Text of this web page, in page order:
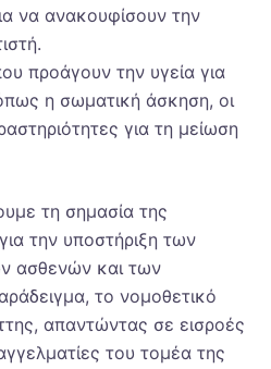
να ανακουφίσουν την
προάγουν την υγεία για
η σωματική άσκηση, οι
για τη μείωση
τη σημασία της
την υποστήριξη των
ασθενών και των
το νομοθετικό
απαντώντας σε εισροές
του τομέα της